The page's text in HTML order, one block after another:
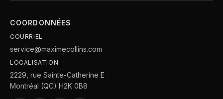
COORDONNÉES
COURRIEL
service@maximecollins.com
LOCALISATION
2229, rue Sainte-Catherine E
Montréal (QC) H2K 0B8